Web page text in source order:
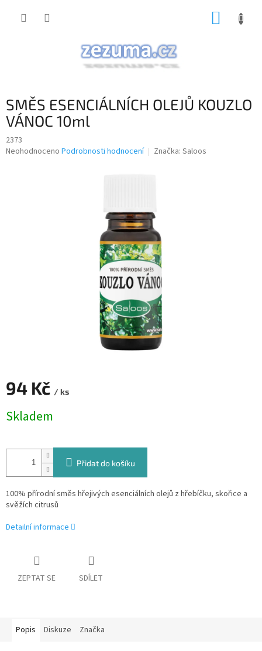
SMĚS ESENCIÁLNÍCH OLEJŮ KOUZLO
VÁNOC 10ml
2373
Průměrné
Neohodnoceno Podrobnosti hodnocení Značka: Saloos
94 Kč / ks
cena:
Skladem
Přidat do košíku
100% přírodní směs hřejivých esenciálních olejů z hřebíčku, skořice a
svěžích citrusů
Detailní informace
ZEPTAT SE SDÍLET
Popis Diskuze Značka